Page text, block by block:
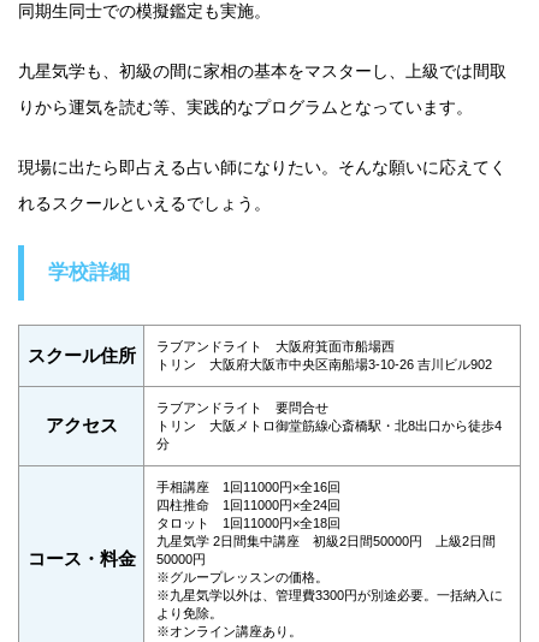
同期生同士での模擬鑑定も実施。
九星気学も、初級の間に家相の基本をマスターし、上級では間取
りから運気を読む等、実践的なプログラムとなっています。
現場に出たら即占える占い師になりたい。そんな願いに応えてく
れるスクールといえるでしょう。
学校詳細
スクール住所
ラブアンドライト 大阪府箕面市船場西
トリン 大阪府大阪市中央区南船場3-10-26 吉川ビル902
アクセス
ラブアンドライト 要問合せ
トリン 大阪メトロ御堂筋線心斎橋駅・北8出口から徒歩4
分
コース・料金
手相講座 1回11000円×全16回
四柱推命 1回11000円×全24回
タロット 1回11000円×全18回
九星気学 2日間集中講座 初級2日間50000円 上級2日間
50000円
※グループレッスンの価格。
※九星気学以外は、管理費3300円が別途必要。一括納入に
より免除。
※オンライン講座あり。